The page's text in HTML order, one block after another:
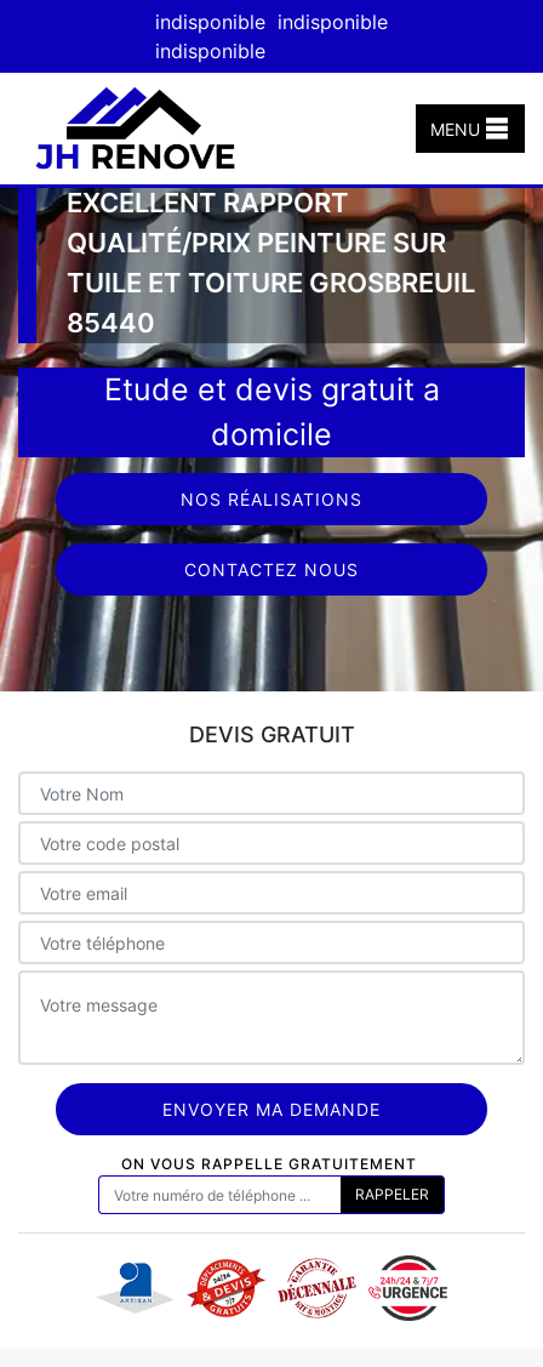
indisponible indisponible
indisponible
MENU
EXCELLENT RAPPORT
QUALITÉ/PRIX PEINTURE SUR
TUILE ET TOITURE GROSBREUIL
85440
Etude et devis gratuit a
domicile
NOS RÉALISATIONS
CONTACTEZ NOUS
DEVIS GRATUIT
ON VOUS RAPPELLE GRATUITEMENT